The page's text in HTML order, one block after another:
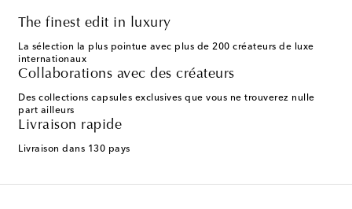
The finest edit in luxury
La sélection la plus pointue avec plus de 200 créateurs de luxe
internationaux
Collaborations avec des créateurs
Des collections capsules exclusives que vous ne trouverez nulle
part ailleurs
Livraison rapide
Livraison dans 130 pays